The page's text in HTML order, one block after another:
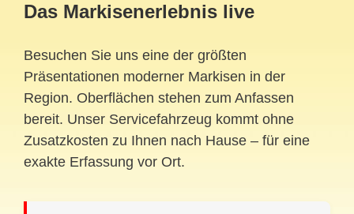
Das Markisenerlebnis live
Besuchen Sie uns eine der größten
Präsentationen moderner Markisen in der
Region. Oberflächen stehen zum Anfassen
bereit. Unser Servicefahrzeug kommt ohne
Zusatzkosten zu Ihnen nach Hause – für eine
exakte Erfassung vor Ort.